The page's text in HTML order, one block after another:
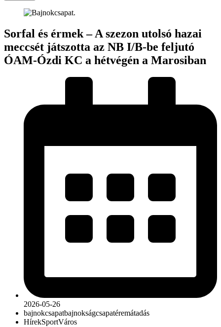
Sorfal és érmek – A szezon utolsó hazai
meccsét játszotta az NB I/B-be feljutó
ÓAM-Ózdi KC a hétvégén a Marosiban
2026-05-26
bajnokcsapatbajnokságcsapatéremátadás
HírekSportVáros